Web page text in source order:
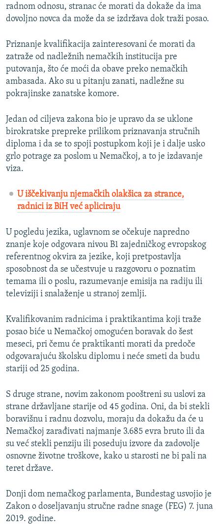
radnom odnosu, stranac će morati da dokaže da ima
dovoljno novca da može da se izdržava dok traži posao.
Priznanje kvalifikacija zainteresovani će morati da
zatraže od nadležnih nemačkih institucija pre
putovanja, što će moći da obave preko nemačkih
ambasada. Ako su u pitanju zanati, nadležne su
pokrajinske zanatske komore.
Jedan od ciljeva zakona bio je upravo da se uklone
birokratske prepreke prilikom priznavanja stručnih
diploma i da se to spoji postupkom koji je i dalje usko
grlo potrage za poslom u Nemačkoj, a to je izdavanje
viza.
U iščekivanju njemačkih olakšica za strance,
radnici iz BiH već apliciraju
U pogledu jezika, uglavnom se očekuje napredno
znanje koje odgovara nivou B1 zajedničkog evropskog
referentnog okvira za jezike, koji pretpostavlja
sposobnost da se učestvuje u razgovoru o poznatim
temama ili o poslu, razumevanje emisija na radiju ili
televiziji i snalaženje u stranoj zemlji.
Kvalifikovanim radnicima i praktikantima koji traže
posao biće u Nemačkoj omogućen boravak do šest
meseci, pri čemu će praktikanti morati da predoče
odgovarajuću školsku diplomu i neće smeti da budu
stariji od 25 godina.
S druge strane, novim zakonom pooštreni su uslovi za
strane državljane starije od 45 godina. Oni, da bi stekli
boravišnu i radnu dozvolu, moraju da dokažu da će u
Nemačkoj zarađivati najmanje 3.685 evra bruto ili da
su već stekli penziju ili poseduju izvore da zadovolje
osnovne životne troškove, kako u starosti ne bi pali na
teret države.
Donji dom nemačkog parlamenta, Bundestag usvojio je
Zakon o doseljavanju stručne radne snage (FEG) 7. juna
2019. godine.